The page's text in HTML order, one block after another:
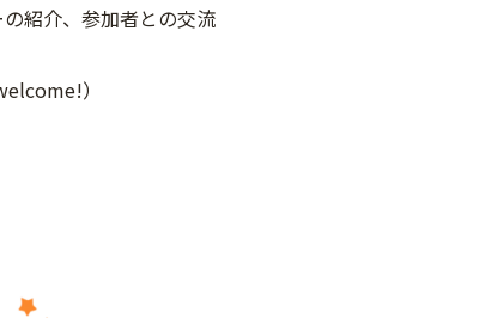
紹介、参加者との交流
）